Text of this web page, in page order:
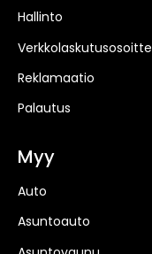
Hallinto
Reklamaatio
Palautus
Myy
Auto
Asuntoauto